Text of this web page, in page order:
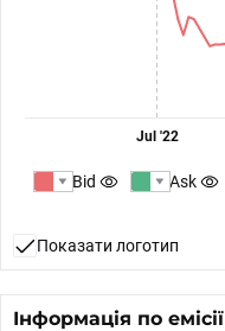
Jul '22
Bid Ask
Показати логотип
Інформація по емісії